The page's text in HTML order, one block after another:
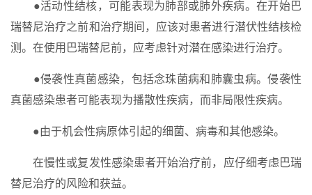
●活动性结核，可能表现为肺部或肺外疾病。在开始巴
瑞替尼治疗之前和治疗期间，应该对患者进行潜伏性结核检
测。在使用巴瑞替尼前，应考虑针对潜在感染进行治疗。
●侵袭性真菌感染，包括念珠菌病和肺囊虫病。侵袭性
真菌感染患者可能表现为播散性疾病，而非局限性疾病。
●由于机会性病原体引起的细菌、病毒和其他感染。
在慢性或复发性感染患者开始治疗前，应仔细考虑巴瑞
替尼治疗的风险和获益。